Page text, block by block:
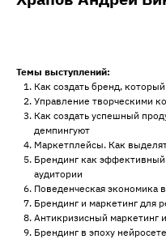
Темы выступлений:
Как создать бренд,
Управление творческими
Как создать успешный
демпингуют
Маркетплейсы. Как
Брендинг как
аудитории
Поведенческая экономика
Брендинг и маркетинг для
Антикризисный маркетинг
Брендинг в эпоху